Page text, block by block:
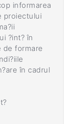
informarea
proiectului
?int? în
de formare
în cadrul